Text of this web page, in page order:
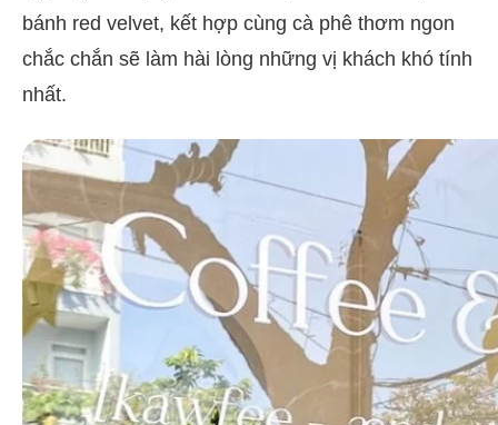
bánh red velvet, kết hợp cùng cà phê thơm ngon
chắc chắn sẽ làm hài lòng những vị khách khó tính
nhất.